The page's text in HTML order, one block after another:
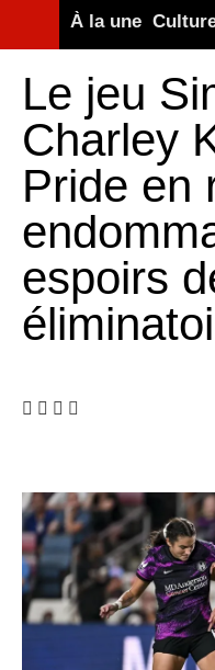
À la une
Le jeu
Charley
Pride en
espoirs